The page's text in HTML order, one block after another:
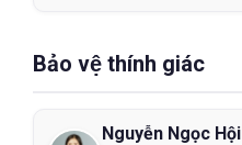
Bảo vệ thính giác
Nguyễn Ngọc Hội